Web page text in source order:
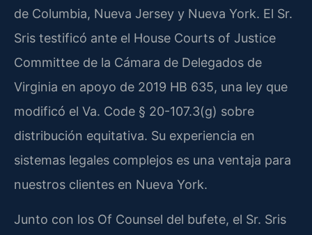
de Columbia, Nueva Jersey y Nueva York. El Sr.
Sris testificó ante el House Courts of Justice
Committee de la Cámara de Delegados de
Virginia en apoyo de 2019 HB 635, una ley que
modificó el Va. Code § 20-107.3(g) sobre
distribución equitativa. Su experiencia en
sistemas legales complejos es una ventaja para
nuestros clientes en Nueva York.
Junto con los Of Counsel del bufete, el Sr. Sris